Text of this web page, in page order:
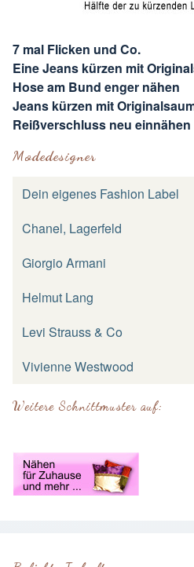
7 mal Flicken und Co.
Eine Jeans kürzen mit
Hose am Bund enger nähen
Jeans kürzen mit
Reißverschluss neu einnähen
Modedesigner
Dein eigenes Fashion Label
Chanel, Lagerfeld
Giorgio Armani
Helmut Lang
Levi Strauss & Co
Vivienne Westwood
Weitere Schnittmuster auf: